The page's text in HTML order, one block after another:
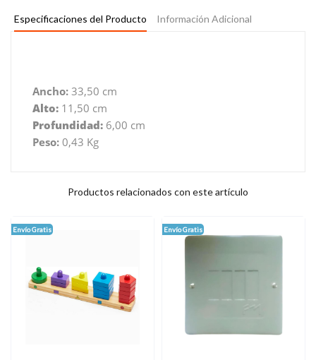
Especificaciones del Producto Información Adicional
Ancho: 33,50 cm
Alto: 11,50 cm
Profundidad: 6,00 cm
Peso: 0,43 Kg
Productos relacionados con este artículo
Envío Gratis Envío Gratis